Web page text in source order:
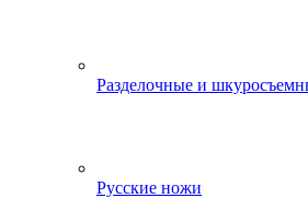
Разделочные и
Русские ножи